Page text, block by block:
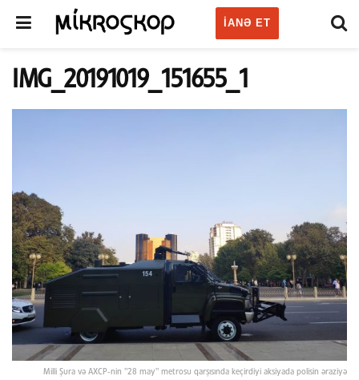
IANƏ ET
IMG_20191019_151655_1
Milli Şura və AXCP-nin "28 may" metrosu qarşısında keçirdiyi aksiyada polisin əraziyə